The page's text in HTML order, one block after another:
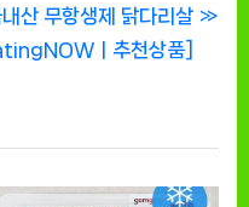
산 무항생제 닭다리살
ㅣ추천상품]